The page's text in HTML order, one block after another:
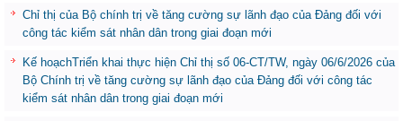
Chỉ thị của Bộ chính trị về tăng cường sự lãnh đạo của Đảng đối với
công tác kiểm sát nhân dân trong giai đoạn mới
Kế hoạchTriển khai thực hiện Chỉ thị số 06-CT/TW, ngày 06/6/2026 của
Bộ Chính trị về tăng cường sự lãnh đạo của Đảng đối với công tác
kiểm sát nhân dân trong giai đoạn mới